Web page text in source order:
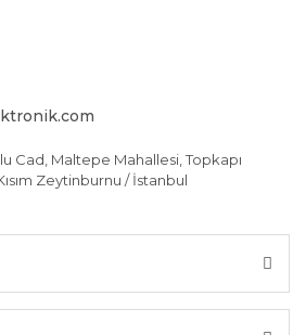
Cad, Maltepe Mahallesi, Topkapı
Zeytinburnu / İstanbul